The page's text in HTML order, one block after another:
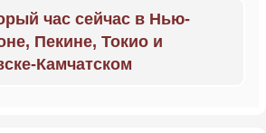
час сейчас в Нью-
Пекине, Токио и
Камчатском